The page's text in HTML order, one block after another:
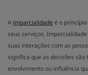
A imparcialidade é o
seus serviços.
suas interações com as
significa que as decisões
envolvimento ou influência